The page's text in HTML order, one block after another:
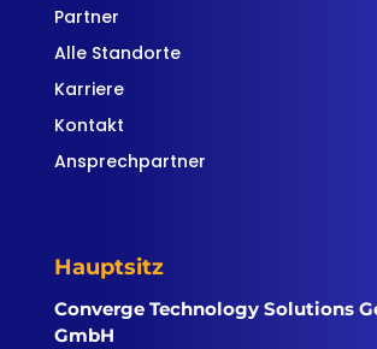
Partner
Alle Standorte
Karriere
Kontakt
Ansprechpartner
Hauptsitz
Converge Technology Solutions
GmbH